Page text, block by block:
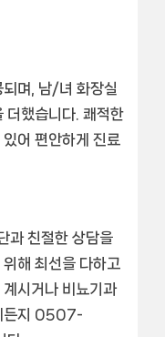
며, 남/녀 화장실
더했습니다. 쾌적한
어 편안하게 진료
과 친절한 상담을
해 최선을 다하고
시거나 비뇨기과
든지 0507-